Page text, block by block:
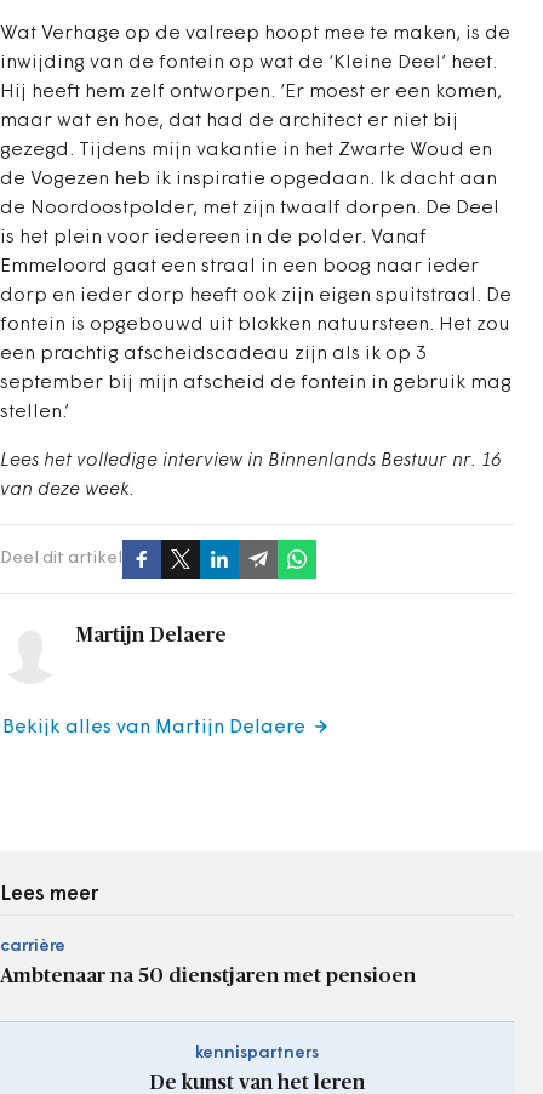
Wat Verhage op de valreep hoopt mee te maken, is de
inwijding van de fontein op wat de ‘Kleine Deel’ heet.
Hij heeft hem zelf ontworpen. ‘Er moest er een komen,
maar wat en hoe, dat had de architect er niet bij
gezegd. Tijdens mijn vakantie in het Zwarte Woud en
de Vogezen heb ik inspiratie opgedaan. Ik dacht aan
de Noordoostpolder, met zijn twaalf dorpen. De Deel
is het plein voor iedereen in de polder. Vanaf
Emmeloord gaat een straal in een boog naar ieder
dorp en ieder dorp heeft ook zijn eigen spuitstraal. De
fontein is opgebouwd uit blokken natuursteen. Het zou
een prachtig afscheidscadeau zijn als ik op 3
september bij mijn afscheid de fontein in gebruik mag
stellen.’
Lees het volledige interview in Binnenlands Bestuur nr. 16
van deze week.
Deel dit artikel
Martijn Delaere
Bekijk alles van Martijn Delaere
Lees meer
carrière
Ambtenaar na 50 dienstjaren met pensioen
kennispartners
De kunst van het leren